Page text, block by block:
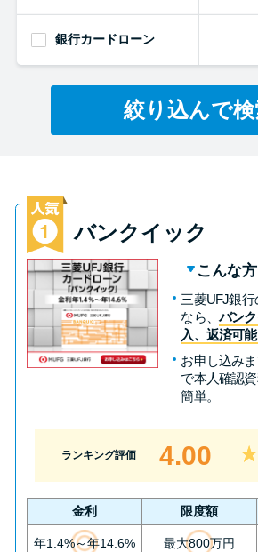
特集ページ一覧
銀行カードロー
の理由
無利息期間を利
お金を借りる3
種類・特徴別一
今月の家賃払え
は解決しないと
処法3つ
銀行カードローン
絞り込んで
バンクイック
こんな
三菱UFJ銀
なら、バン
入、返済可能
お申し込み
で本人確認
簡単。
ランキング評価 4.00
金利 限度額
年1.4%～年14.6% 最大800万円